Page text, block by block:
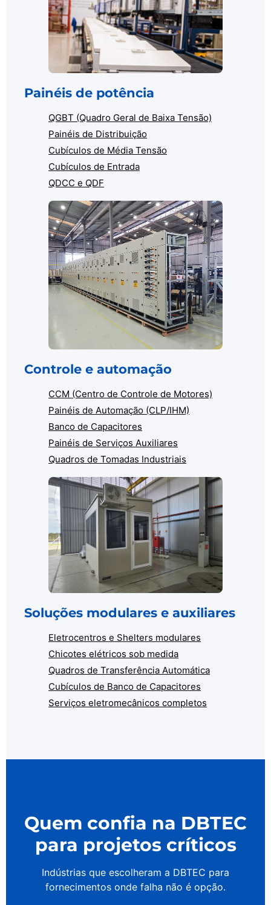
Painéis de potência
QGBT (Quadro Geral de Baixa Tensão)
Painéis de Distribuição
Cubículos de Média Tensão
Cubículos de Entrada
QDCC e QDF
Controle e automação
CCM (Centro de Controle de Motores)
Painéis de Automação (CLP/IHM)
Banco de Capacitores
Painéis de Serviços Auxiliares
Quadros de Tomadas Industriais
Soluções modulares e auxiliares
Eletrocentros e Shelters modulares
Chicotes elétricos sob medida
Quadros de Transferência Automática
Cubículos de Banco de Capacitores
Serviços eletromecânicos completos
Quem confia na DBTEC
para projetos críticos
Indústrias que escolheram a DBTEC para
fornecimentos onde falha não é opção.